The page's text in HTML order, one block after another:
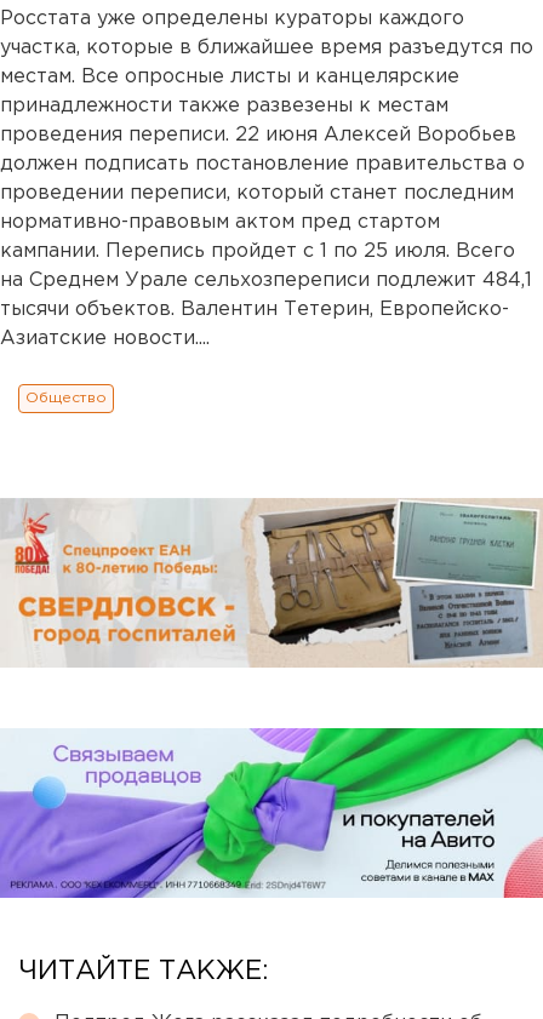
Росстата уже определены кураторы каждого
участка, которые в ближайшее время разъедутся по
местам. Все опросные листы и канцелярские
принадлежности также развезены к местам
проведения переписи. 22 июня Алексей Воробьев
должен подписать постановление правительства о
проведении переписи, который станет последним
нормативно-правовым актом пред стартом
кампании. Перепись пройдет с 1 по 25 июля. Всего
на Среднем Урале сельхозпереписи подлежит 484,1
тысячи объектов. Валентин Тетерин, Европейско-
Азиатские новости....
Общество
ЧИТАЙТЕ ТАКЖЕ: